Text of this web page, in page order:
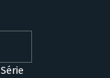
Série